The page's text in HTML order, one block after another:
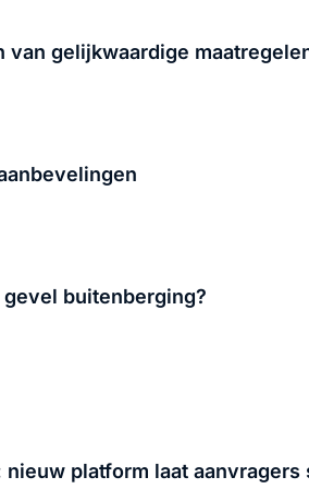
van gelijkwaardige
buitenberging?
platform laat aanvragers